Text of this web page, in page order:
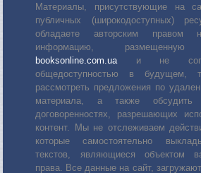
Материалы, присутствующие на
публичных (широкодоступных)
обладаете авторским
информацию,
booksonline.com.ua и не
общедоступностью в будущем,
рассмотреть предложения по
материала, а также обсудить
договоренностях, разрешающих
контент. Мы не отслеживаем
которые самостоятельно
текстов, являющиеся объектом
права. Все данные на сайт,